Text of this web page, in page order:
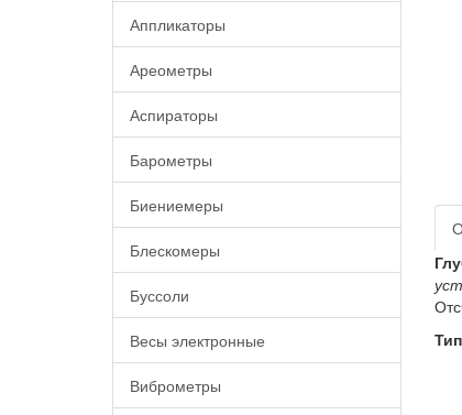
Аппликаторы
Ареометры
Аспираторы
Барометры
Биениемеры
Блескомеры
Буссоли
Весы электронные
Виброметры